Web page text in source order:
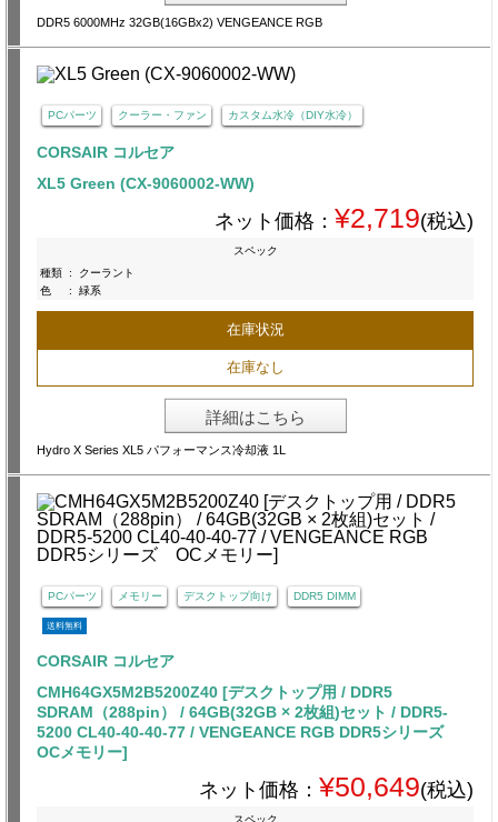
DDR5 6000MHz 32GB(16GBx2) VENGEANCE RGB
PCパーツ クーラー・ファン カスタム水冷（DIY水冷）
CORSAIR コルセア
XL5 Green (CX-9060002-WW)
ネット価格： ¥2,719(税込)
スペック
種類 :
クーラント
色
: 緑系
在庫状況
在庫なし
詳細はこちら
Hydro X Series XL5 パフォーマンス冷却液 1L
PCパーツ メモリー デスクトップ向け DDR5 DIMM
送料無料
CORSAIR コルセア
CMH64GX5M2B5200Z40 [デスクトップ用 / DDR5
SDRAM（288pin） / 64GB(32GB × 2枚組)セット / DDR5-
5200 CL40-40-40-77 / VENGEANCE RGB DDR5シリーズ
OCメモリー]
ネット価格： ¥50,649(税込)
スペック